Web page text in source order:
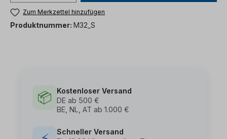
Zum Merkzettel hinzufügen
Produktnummer: M32_S
📦
Kostenloser Versand
DE ab 500 €
BE, NL, AT ab 1.000 €
Schneller Versand